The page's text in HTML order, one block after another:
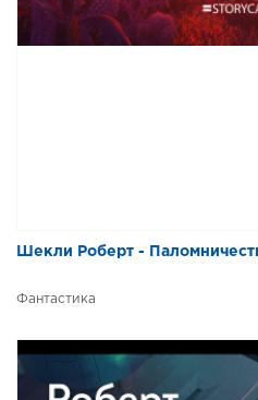
Шекли Роберт -
Фантастика